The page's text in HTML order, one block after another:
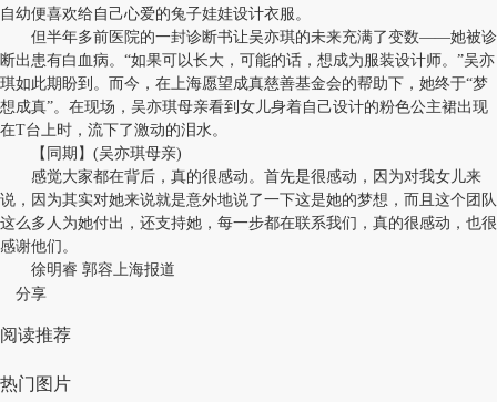
自幼便喜欢给自己心爱的兔子娃娃设计衣服。
但半年多前医院的一封诊断书让吴亦琪的未来充满了变数——她被诊
断出患有白血病。“如果可以长大，可能的话，想成为服装设计师。”吴亦
琪如此期盼到。而今，在上海愿望成真慈善基金会的帮助下，她终于“梦
想成真”。在现场，吴亦琪母亲看到女儿身着自己设计的粉色公主裙出现
在T台上时，流下了激动的泪水。
【同期】(吴亦琪母亲)
感觉大家都在背后，真的很感动。首先是很感动，因为对我女儿来
说，因为其实对她来说就是意外地说了一下这是她的梦想，而且这个团队
这么多人为她付出，还支持她，每一步都在联系我们，真的很感动，也很
感谢他们。
徐明睿 郭容上海报道
分享
阅读推荐
热门图片